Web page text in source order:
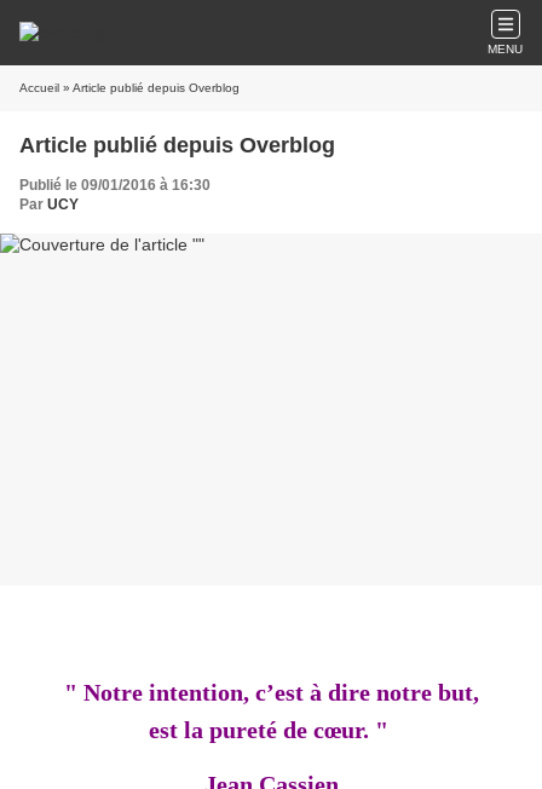
MENU
Accueil » Article publié depuis Overblog
Article publié depuis Overblog
Publié le 09/01/2016 à 16:30
Par UCY
" Notre intention, c’est à dire notre but,
est la pureté de cœur. "